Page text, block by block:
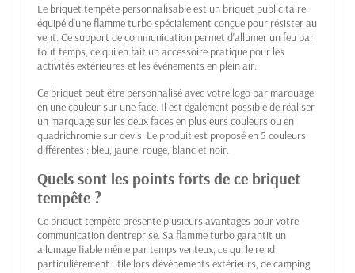
Le briquet tempête personnalisable est un briquet publicitaire
équipé d'une flamme turbo spécialement conçue pour résister au
vent. Ce support de communication permet d'allumer un feu par
tout temps, ce qui en fait un accessoire pratique pour les
activités extérieures et les événements en plein air.
Ce briquet peut être personnalisé avec votre logo par marquage
en une couleur sur une face. Il est également possible de réaliser
un marquage sur les deux faces en plusieurs couleurs ou en
quadrichromie sur devis. Le produit est proposé en 5 couleurs
différentes : bleu, jaune, rouge, blanc et noir.
Quels sont les points forts de ce briquet
tempête ?
Ce briquet tempête présente plusieurs avantages pour votre
communication d'entreprise. Sa flamme turbo garantit un
allumage fiable même par temps venteux, ce qui le rend
particulièrement utile lors d'événements extérieurs, de camping